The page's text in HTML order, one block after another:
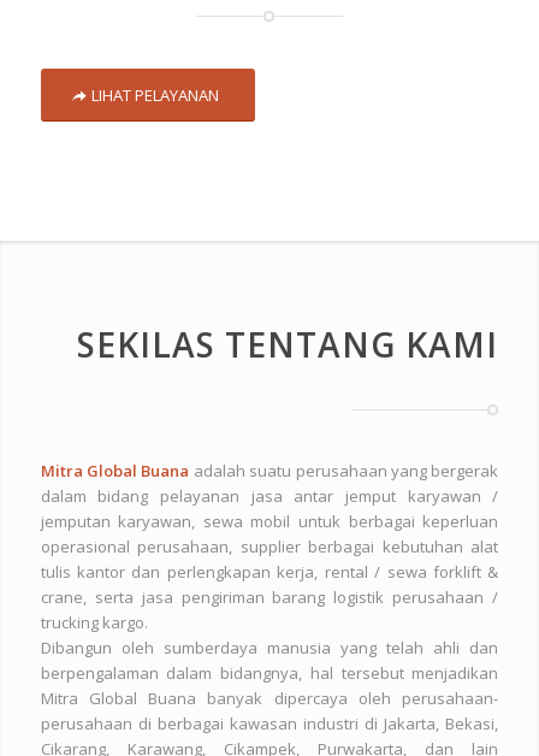
LIHAT PELAYANAN
SEKILAS TENTANG KAMI
Mitra Global Buana adalah suatu perusahaan yang bergerak
dalam bidang pelayanan jasa antar jemput karyawan /
jemputan karyawan, sewa mobil untuk berbagai keperluan
operasional perusahaan, supplier berbagai kebutuhan alat
tulis kantor dan perlengkapan kerja, rental / sewa forklift &
crane, serta jasa pengiriman barang logistik perusahaan /
trucking kargo.
Dibangun oleh sumberdaya manusia yang telah ahli dan
berpengalaman dalam bidangnya, hal tersebut menjadikan
Mitra Global Buana banyak dipercaya oleh perusahaan-
perusahaan di berbagai kawasan industri di Jakarta, Bekasi,
Cikarang, Karawang, Cikampek, Purwakarta, dan lain